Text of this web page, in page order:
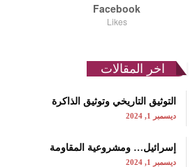
Facebook
Likes
اخر المقالات
التوثيق التاريخي وتوثيق الذاكرة
ديسمبر 1, 2024
إسرائيل… ومشروعية المقاومة
ديسمبر 1, 2024